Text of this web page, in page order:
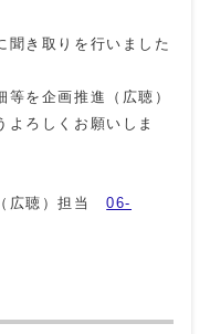
聞き取りを行いました
を企画推進（広聴）
よろしくお願いしま
広聴）担当06-